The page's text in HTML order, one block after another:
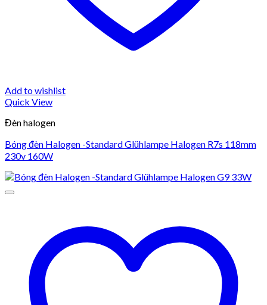
Add to wishlist
Quick View
Đèn halogen
Bóng đèn Halogen -Standard Glühlampe Halogen R7s 118mm
230v 160W